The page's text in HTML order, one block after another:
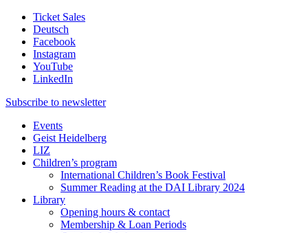
Ticket Sales
Deutsch
Facebook
Instagram
YouTube
LinkedIn
Subscribe to newsletter
Events
Geist Heidelberg
LIZ
Children’s program
International Children’s Book Festival
Summer Reading at the DAI Library 2024
Library
Opening hours & contact
Membership & Loan Periods